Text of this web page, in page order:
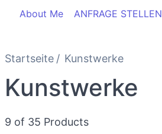
About Me ANFRAGE STELLEN
Startseite Kunstwerke
Kunstwerke
9 of 35 Products